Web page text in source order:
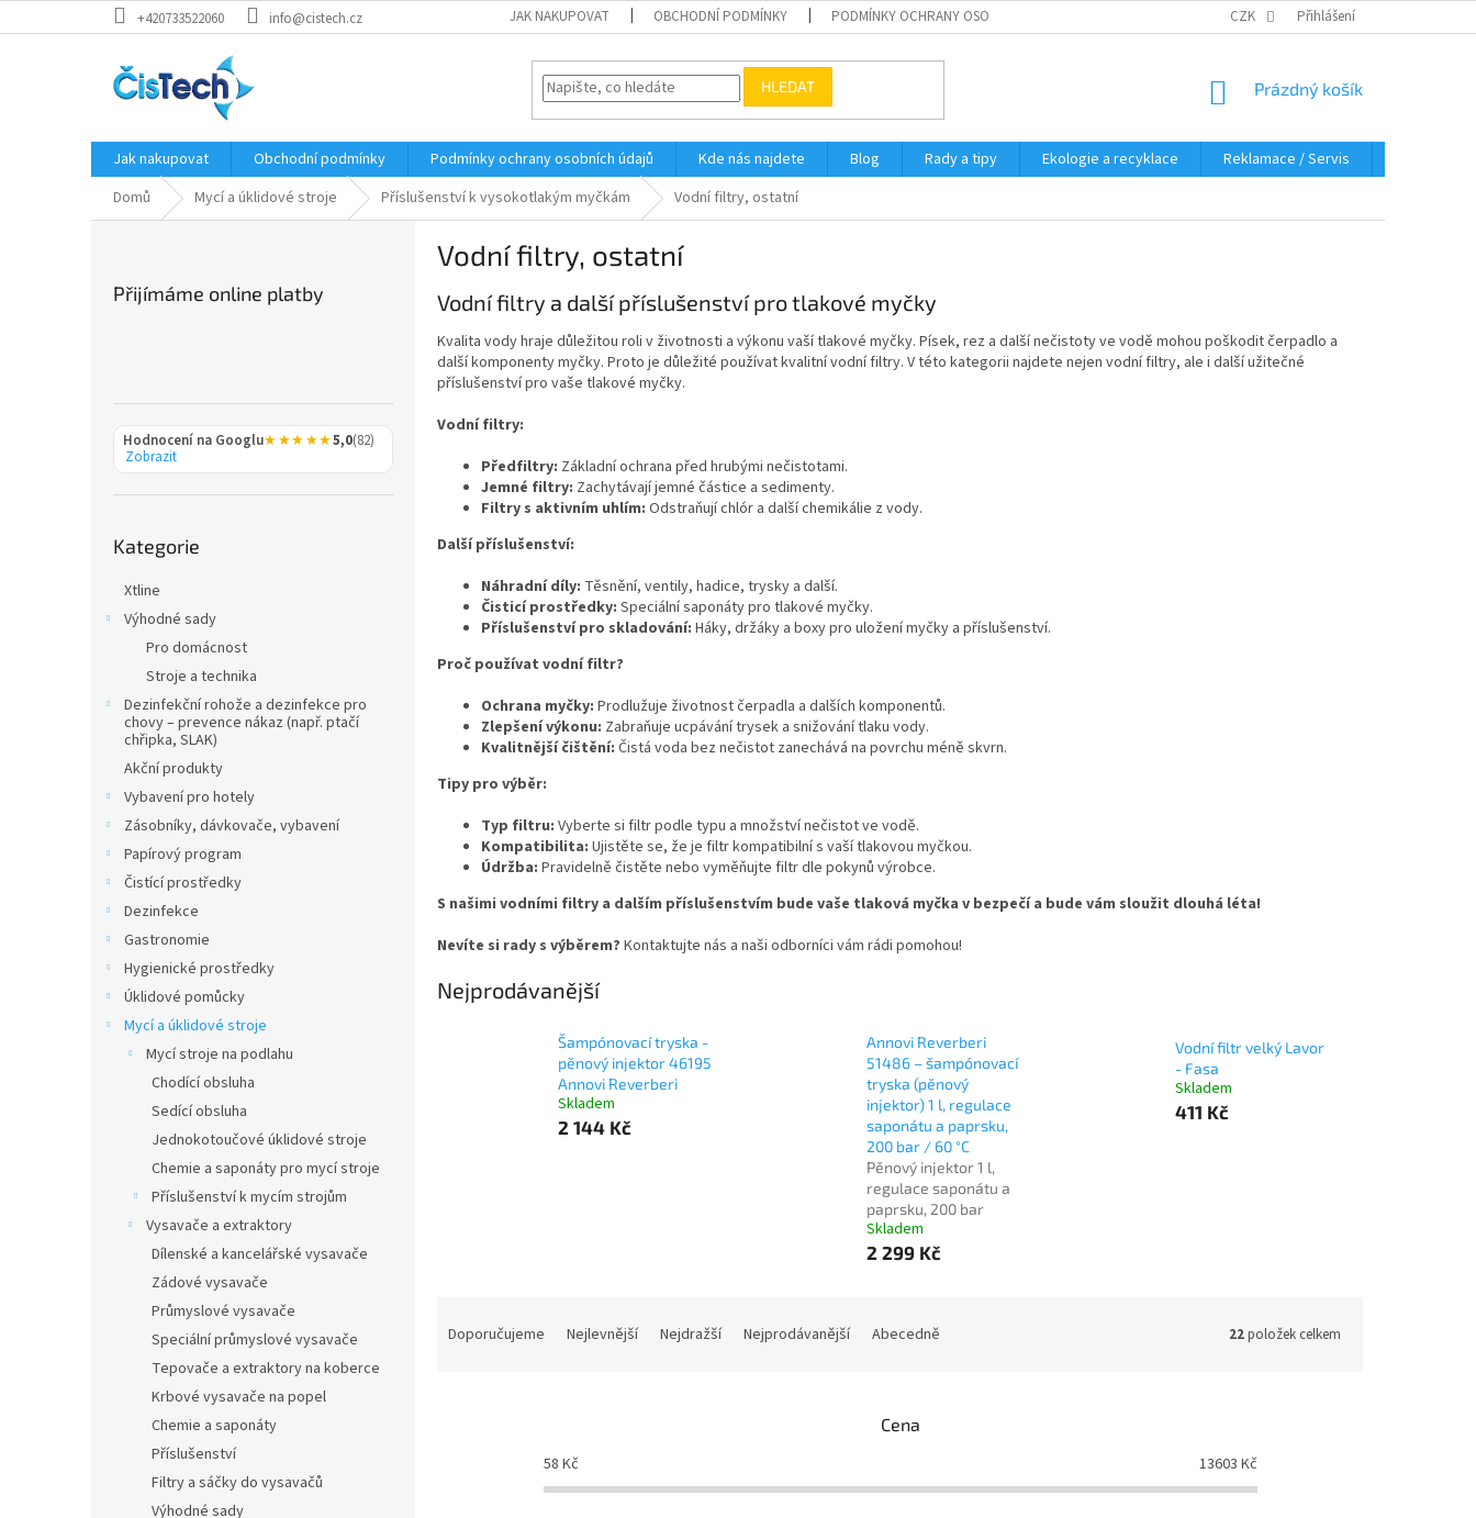
na
+420733522060 info@cistech.cz JAK NAKUPOVAT OBCHODNÍ PODMÍNKY PODMÍNKY OCHRANY OSOBNÍCH ÚDAJŮ CZK Přihlášení
HLEDAT
NÁKUPNÍ
Prázdný košík
Jak nakupovat Obchodní podmínky Podmínky ochrany osobních údajů Kde nás najdete Blog Rady a tipy Ekologie a recyklace Reklamace / Servis
Domů
Mycí a úklidové stroje Příslušenství k vysokotlakým myčkám Vodní filtry, ostatní
Přijímáme online platby
Hodnocení na Googlu★★★★★5,0(82)
Zobrazit
kategorie
Kategorie
Xtline
Výhodné sady
Pro domácnost
Stroje a technika
Dezinfekční rohože a dezinfekce pro
chovy – prevence nákaz (např. ptačí
chřipka, SLAK)
Akční produkty
Vybavení pro hotely
Zásobníky, dávkovače, vybavení
Papírový program
Čistící prostředky
Dezinfekce
Gastronomie
Hygienické prostředky
Úklidové pomůcky
Mycí a úklidové stroje
Mycí stroje na podlahu
Chodící obsluha
Sedící obsluha
Jednokotoučové úklidové stroje
Chemie a saponáty pro mycí stroje
Příslušenství k mycím strojům
Vysavače a extraktory
Dílenské a kancelářské vysavače
Zádové vysavače
Průmyslové vysavače
Speciální průmyslové vysavače
Tepovače a extraktory na koberce
Krbové vysavače na popel
Chemie a saponáty
Příslušenství
Filtry a sáčky do vysavačů
Výhodné sady
Vodní filtry, ostatní
Vodní filtry a další příslušenství pro tlakové myčky
Kvalita vody hraje důležitou roli v životnosti a výkonu vaší tlakové myčky. Písek, rez a další nečistoty ve vodě mohou poškodit čerpadlo a
další komponenty myčky. Proto je důležité používat kvalitní vodní filtry. V této kategorii najdete nejen vodní filtry, ale i další užitečné
příslušenství pro vaše tlakové myčky.
Vodní filtry:
Předfiltry: Základní ochrana před hrubými nečistotami.
Jemné filtry: Zachytávají jemné částice a sedimenty.
Filtry s aktivním uhlím: Odstraňují chlór a další chemikálie z vody.
Další příslušenství:
Náhradní díly: Těsnění, ventily, hadice, trysky a další.
Čisticí prostředky: Speciální saponáty pro tlakové myčky.
Příslušenství pro skladování: Háky, držáky a boxy pro uložení myčky a příslušenství.
Proč používat vodní filtr?
Ochrana myčky: Prodlužuje životnost čerpadla a dalších komponentů.
Zlepšení výkonu: Zabraňuje ucpávání trysek a snižování tlaku vody.
Kvalitnější čištění: Čistá voda bez nečistot zanechává na povrchu méně skvrn.
Tipy pro výběr:
Typ filtru: Vyberte si filtr podle typu a množství nečistot ve vodě.
Kompatibilita: Ujistěte se, že je filtr kompatibilní s vaší tlakovou myčkou.
Údržba: Pravidelně čistěte nebo vyměňujte filtr dle pokynů výrobce.
S našimi vodními filtry a dalším příslušenstvím bude vaše tlaková myčka v bezpečí a bude vám sloužit dlouhá léta!
Nevíte si rady s výběrem? Kontaktujte nás a naši odborníci vám rádi pomohou!
Nejprodávanější
Šampónovací tryska -
pěnový injektor 46195
Annovi Reverberi
Skladem
2 144 Kč
Annovi Reverberi
51486 – šampónovací
tryska (pěnový
injektor) 1 l, regulace
saponátu a paprsku,
200 bar / 60 °C
Pěnový injektor 1 l,
regulace saponátu a
paprsku, 200 bar
Skladem
2 299 Kč
Vodní filtr velký Lavor
- Fasa
Skladem
411 Kč
Doporučujeme Nejlevnější Nejdražší Nejprodávanější Abecedně 22položek celkem
Cena
58 Kč 13603 Kč